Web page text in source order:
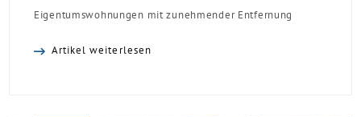
Eigentumswohnungen mit zunehmender Entfernung
Artikel weiterlesen